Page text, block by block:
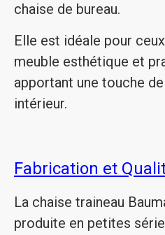
chaise de bureau.
Elle est idéale pour
meuble esthétique et
apportant une touche
intérieur.
Fabrication et
La chaise traineau
produite en petites